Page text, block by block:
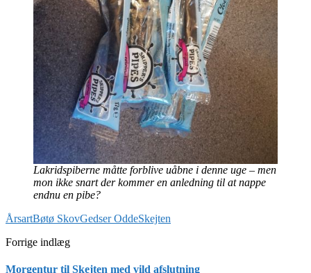
Lakridspiberne måtte forblive uåbne i denne uge – men
mon ikke snart der kommer en anledning til at nappe
endnu en pibe?
ÅrsartBøtø SkovGedser OddeSkejten
Forrige indlæg
Morgentur til Skejten med vild afslutning